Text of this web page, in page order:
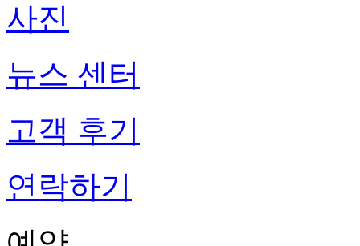
사진
뉴스 센터
고객 후기
연락하기